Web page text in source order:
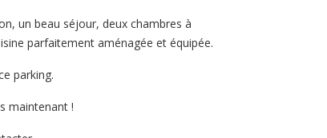
un beau séjour, deux chambres à
parfaitement aménagée et équipée.
parking.
maintenant !